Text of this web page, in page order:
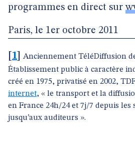
programmes en direct sur
Paris, le 1er octobre 2011
1
Anciennement TéléDiffusion
Établissement public à caractère
créé en 1975, privatisé en 2002,
internet, « le transport et la
en France 24h/24 et 7j/7 depuis les
jusqu’aux auditeurs ».